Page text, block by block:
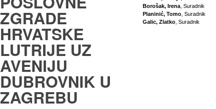
ZGRADE
HRVATSKE
LUTRIJE UZ
AVENIJU
DUBROVNIK U
ZAGREBU
Borošak, Irena , Suradnik
Planinić, Tomo , Suradnik
Galic, Zlatko , Suradnik